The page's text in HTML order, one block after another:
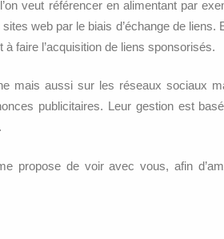
veut référencer en alimentant par
web par le biais d’échange de liens.
faire l’acquisition de liens sponsorisés.
mais aussi sur les réseaux sociaux
publicitaires. Leur gestion est
propose de voir avec vous, afin